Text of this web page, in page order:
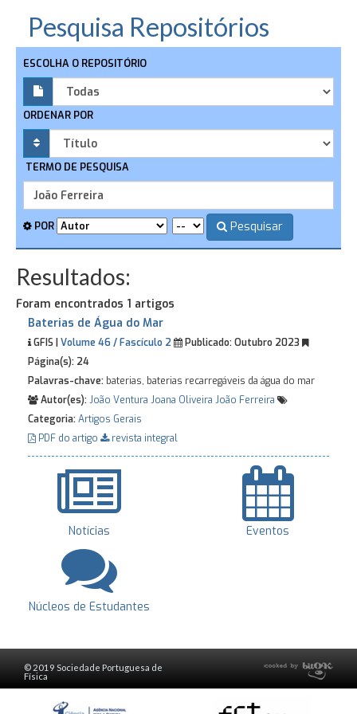
Pesquisa Repositórios
ESCOLHA O REPOSITÓRIO
ORDENAR POR
TERMO DE PESQUISA
POR Pesquisar
Resultados:
Foram encontrados 1 artigos
Baterias de Água do Mar
GFIS | Volume 46 / Fascículo 2 Publicado:Outubro 2023
Página(s): 24
Palavras-chave: baterias, baterias recarregáveis da água do mar
Autor(es):João Ventura Joana Oliveira João Ferreira
Categoria:Artigos Gerais
PDF do artigo
revista integral
Notícias Eventos
Núcleos de Estudantes
© 2019 Sociedade Portuguesa de
Física